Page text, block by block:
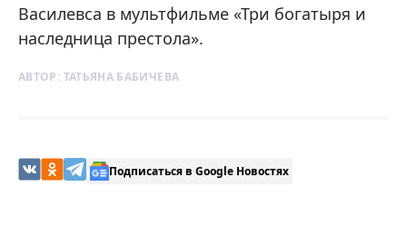
Василевса в мультфильме «Три богатыря и
наследница престола».
АВТОР: ТАТЬЯНА БАБИЧЕВА
Подписаться в Google Новостях